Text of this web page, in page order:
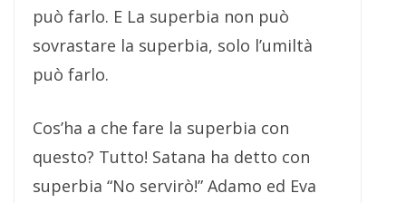
può farlo. E La superbia non può
sovrastare la superbia, solo l’umiltà
può farlo.
Cos’ha a che fare la superbia con
questo? Tutto! Satana ha detto con
superbia “No servirò!” Adamo ed Eva